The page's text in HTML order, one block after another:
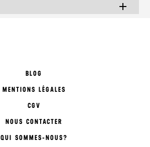
add
BLOG
MENTIONS LÉGALES
CGV
NOUS CONTACTER
QUI SOMMES-NOUS?